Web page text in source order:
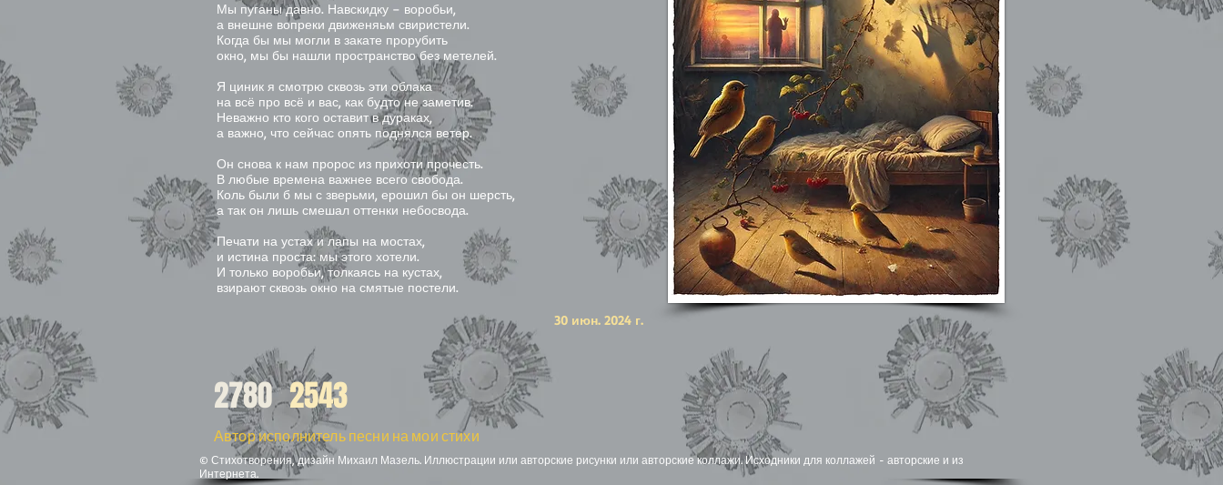
Мы пуганы давно. Навскидку – воробьи,
а внешне вопреки движеняьм свиристели.
Когда бы мы могли в закате прорубить
окно, мы бы нашли пространство без метелей.
Я циник я смотрю сквозь эти облака
на всё про всё и вас, как будто не заметив.
Неважно кто кого оставит в дураках,
а важно, что сейчас опять поднялся ветер.
Он снова к нам пророс из прихоти прочесть.
В любые времена важнее всего свобода.
Коль были б мы с зверьми, ерошил бы он шерсть,
а так он лишь смешал оттенки небосвода.
Печати на устах и лапы на мостах,
и истина проста: мы этого хотели.
И только воробьи, толкаясь на кустах,
взирают сквозь окно на смятые постели.
30 июн. 2024 г.
2780 2543
Автор исполнитель песни на мои стихи
© Стихотворения, дизайн Михаил Мазель. Иллюстрации или авторские рисунки или авторские коллажи. Исходники для коллажей - авторские и из
Интернета.